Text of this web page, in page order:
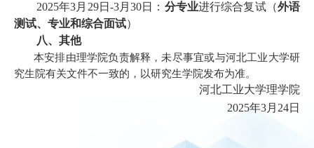
2025年3月29日-3月30日： 分专业进行综合复试（外语
测试、专业和综合面试）
八、其他
本安排由理学院负责解释，未尽事宜或与河北工业大学研
究生院有关文件不一致的，以研究生学院发布为准。
河北工业大学理学院
2025年3月24日